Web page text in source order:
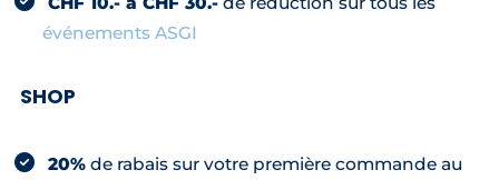
événements ASGI
SHOP
20% de rabais sur votre première commande au